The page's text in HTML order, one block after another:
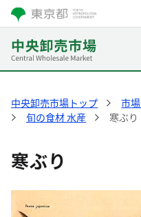
中央卸売市場トップ 市
旬の食材 水産
寒ぶり
寒ぶり